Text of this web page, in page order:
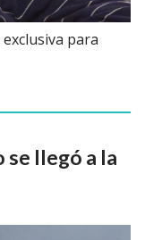
para
se llegó a la